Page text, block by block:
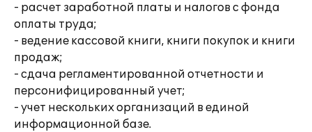
- расчет заработной платы и налогов с фонда
оплаты труда;
- ведение кассовой книги, книги покупок и книги
продаж;
- сдача регламентированной отчетности и
персонифицированный учет;
- учет нескольких организаций в единой
информационной базе.